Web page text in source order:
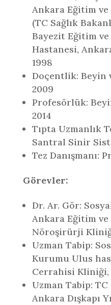
Ankara Eğitim
(TC Sağlık
Bayezit Eğitim ve
Hastanesi,
1998
Doçentlik: Beyin
2009
Profesörlük:
2014
Tıpta Uzmanlık
Santral Sinir
Tez Danışmanı:
Görevler:
Dr. Ar. Gör:
Ankara Eğitim ve
Nöroşirürji
Uzman Tabip:
Kurumu Ulus
Cerrahisi Kliniği,
Uzman Tabip: TC
Ankara Dışkapı